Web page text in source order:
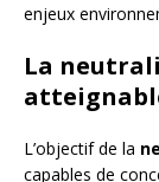
enjeux
La
L’objectif de la
capables de